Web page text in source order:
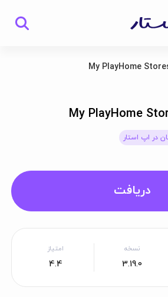
My PlayHome
My PlayHome
در اپ استار
دریافت
نسخه
3.19.0
امتیاز
4.4